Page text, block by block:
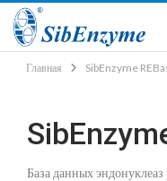
Главная SibEnzyme
База данных